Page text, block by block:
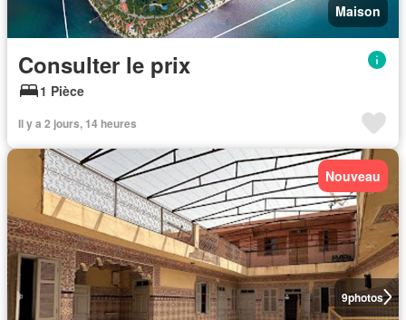
Maison
Consulter le prix
1 Pièce
Il y a 2 jours, 14 heures
9photos
Nouveau